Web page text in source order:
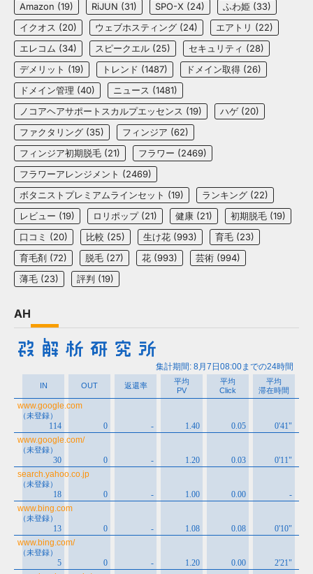
Amazon (19) RiJUN (31) SPO-X (24) ふわ姫 (33)
イクオス (20) ウェブホスティング (24) エアトリ (22)
エレコム (34) スピークエル (25) セキュリティ (28)
デメリット (19) トレンド (1487) ドメイン取得 (26)
ドメイン管理 (40) ニュース (1481)
ノコアヘアサポートスカルプエッセンス (19) ハゲ (20)
ファクタリング (35) フィンジア (62)
フィンジア初期脱毛 (21) フラワー (2469)
フラワーアレンジメント (2469)
ボタニストプレミアムラインセット (19) ランキング (22)
レビュー (19) ロリポップ(21) 健康 (21) 初期脱毛 (19)
口コミ (20) 比較 (25) 生け花 (993) 育毛 (23)
育毛剤 (72) 脱毛 (27) 花 (993) 芸術 (994)
薄毛 (23) 評判 (19)
AH